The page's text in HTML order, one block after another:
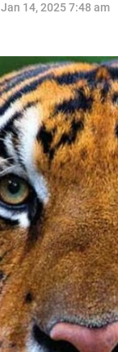
Jan 14, 2025 7:48 am